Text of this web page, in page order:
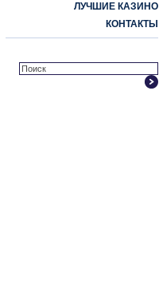
ЛУЧШИЕ КАЗИНО
КОНТАКТЫ